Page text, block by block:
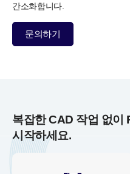
간소화합니다.
문의하기
복잡한 CAD 작업 없이
시작하세요.